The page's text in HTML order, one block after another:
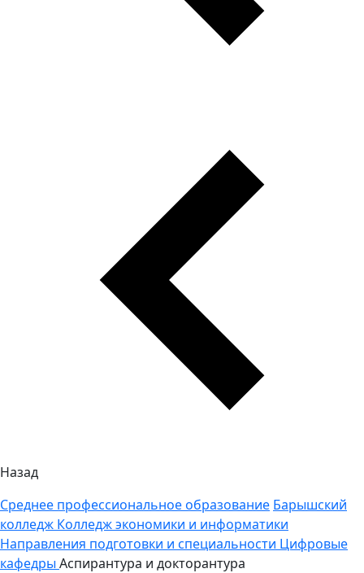
Назад
Среднее профессиональное образование Барышский
колледж Колледж экономики и информатики
Направления подготовки и специальности Цифровые
кафедры Аспирантура и докторантура